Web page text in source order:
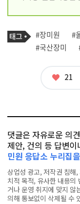
기
사
관
련
태
그
#장미원 #
#국산장미
좋
21
댓글은 자유로운 의
제안, 건의 등 답변
민원 응답소 누리집
상업성 광고, 저작권 침해
치적 목적, 유사한 내용의
거나 운영 취지에 맞지 않
의해 통보없이 삭제될 수